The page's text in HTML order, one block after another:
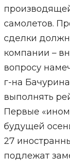
самолетов.
сделки
компании –
вопросу
г-на
выполнять
Первые
будущей
27
подлежат